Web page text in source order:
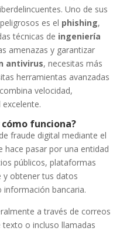
Uno de sus
es el phishing,
técnicas de ingeniería
amenazas y garantizar
antivirus, necesitas más
herramientas avanzadas
velocidad,
funciona?
fraude digital mediante el
hace pasar por una entidad
públicos, plataformas
obtener tus datos
información bancaria.
a través de correos
o incluso llamadas